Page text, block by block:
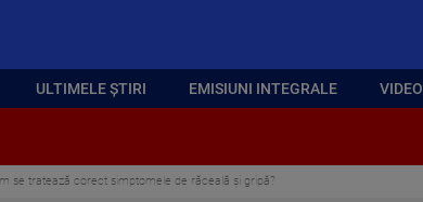
ULTIMELE ȘTIRI EMISIUNI INTEGRALE VIDEO
se tratează corect simptomele de răceală şi gripă?